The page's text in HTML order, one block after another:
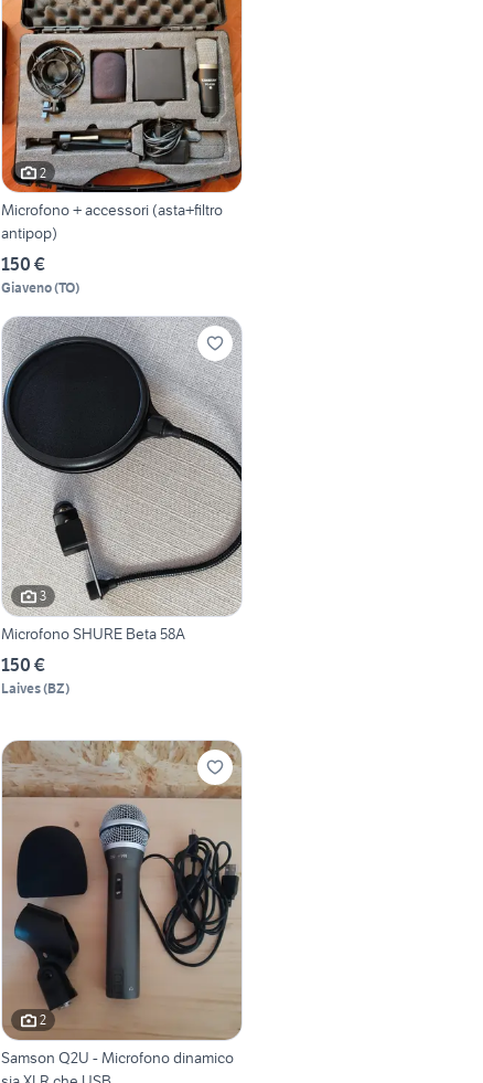
2
Microfono + accessori (asta+filtro
antipop)
150 €
Giaveno(TO)
3
Microfono SHURE Beta 58A
150 €
Laives(BZ)
2
Samson Q2U - Microfono dinamico